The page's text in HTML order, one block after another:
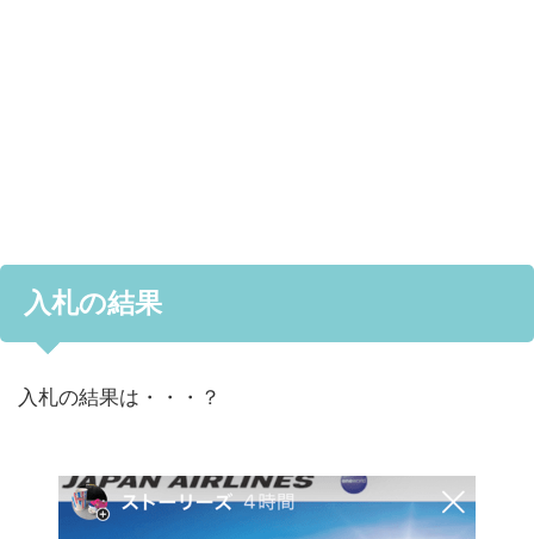
入札の結果
入札の結果は・・・？